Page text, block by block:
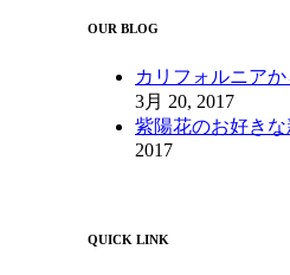
OUR BLOG
カリフォルニア
3月 20, 2017
紫陽花のお好きな
2017
QUICK LINK